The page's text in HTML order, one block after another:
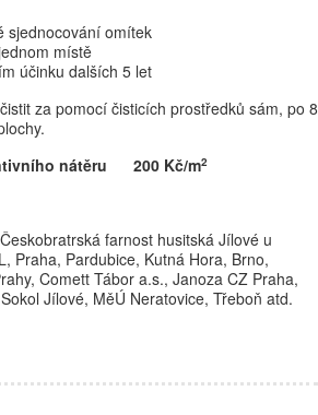
sjednocování omítek
místě
účinku dalších 5 let
za pomocí čisticích prostředků sám, po 8
nátěru 200 Kč/m2
farnost husitská Jílové u
Praha, Pardubice, Kutná Hora, Brno,
Comett Tábor a.s., Janoza CZ Praha,
Jílové, MěÚ Neratovice, Třeboň atd.